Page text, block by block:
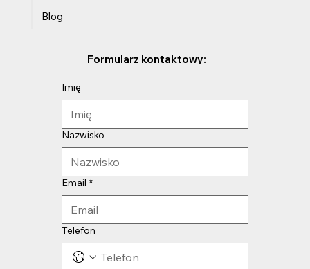
Blog
Formularz kontaktowy:
Imię
Nazwisko
Email *
Telefon